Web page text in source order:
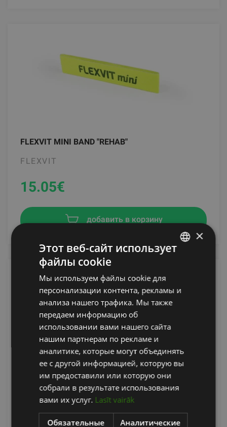
FLEXVIT MINI BAND "REHAB"
FLEXVIT
15.05€
добавить в корзину
FLEXVIT MINI BAND "CORE"
15.05€
×
Этот веб-сайт использует
файлы cookie
Мы используем файлы cookie для
персонализации контента, рекламы и
анализа нашего трафика. Мы также
передаем информацию об
использовании вами нашего сайта
нашим партнерам по рекламе и
аналитике, которые могут объединять
ее с другой информацией, которую вы
им предоставили или которую они
собрали в результате использования
вами их услуг. Lasīt vairāk
Обязательные Аналитические